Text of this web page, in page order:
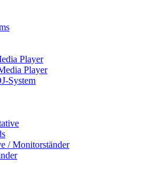
Player
Player
System
/ Monitorständer